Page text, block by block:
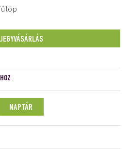
JEGYVÁSÁRLÁS
NAPTÁR